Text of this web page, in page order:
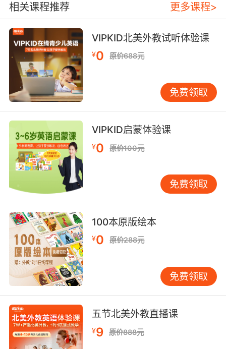
相关课程推荐 更多课程>
VIPKID北美外教试听体验课
¥0 原价688元
免费领取
VIPKID启蒙体验课
¥0 原价100元
免费领取
100本原版绘本
¥0 原价288元
免费领取
五节北美外教直播课
¥9 原价888元